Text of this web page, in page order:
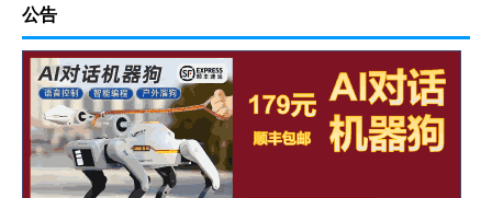
公告